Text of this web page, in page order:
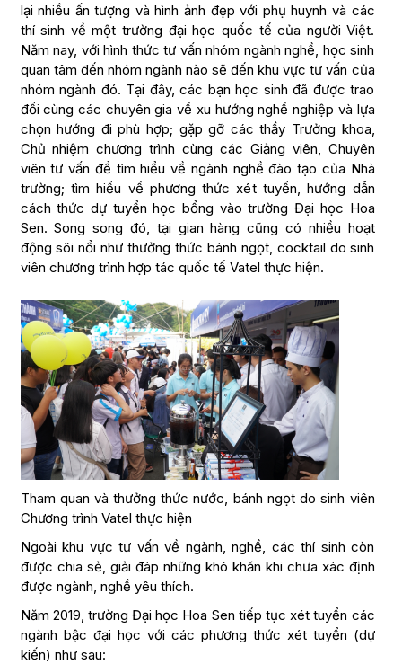
lại nhiều ấn tượng và hình ảnh đẹp với phụ huynh và các
thí sinh về một trường đại học quốc tế của người Việt.
Năm nay, với hình thức tư vấn nhóm ngành nghề, học sinh
quan tâm đến nhóm ngành nào sẽ đến khu vực tư vấn của
nhóm ngành đó. Tại đây, các bạn học sinh đã được trao
đổi cùng các chuyên gia về xu hướng nghề nghiệp và lựa
chọn hướng đi phù hợp; gặp gỡ các thầy Trưởng khoa,
Chủ nhiệm chương trình cùng các Giảng viên, Chuyên
viên tư vấn để tìm hiểu về ngành nghề đào tạo của Nhà
trường; tìm hiểu về phương thức xét tuyển, hướng dẫn
cách thức dự tuyển học bổng vào trường Đại học Hoa
Sen. Song song đó, tại gian hàng cũng có nhiều hoạt
động sôi nổi như thưởng thức bánh ngọt, cocktail do sinh
viên chương trình hợp tác quốc tế Vatel thực hiện.
Tham quan và thưởng thức nước, bánh ngọt do sinh viên
Chương trình Vatel thực hiện
Ngoài khu vực tư vấn về ngành, nghề, các thí sinh còn
được chia sẻ, giải đáp những khó khăn khi chưa xác định
được ngành, nghề yêu thích.
Năm 2019, trường Đại học Hoa Sen tiếp tục xét tuyển các
ngành bậc đại học với các phương thức xét tuyển (dự
kiến) như sau: